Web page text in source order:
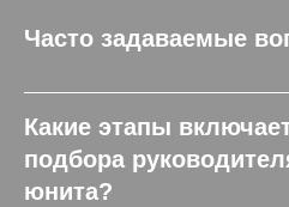
Часто задаваемые
Какие этапы
подбора
юнита?